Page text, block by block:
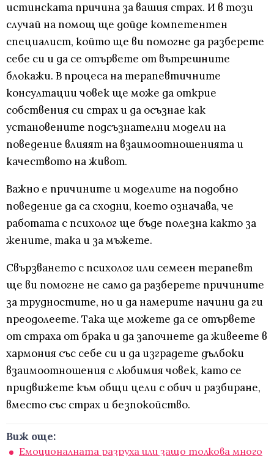
истинската причина за вашия страх. И в този
случай на помощ ще дойде компетентен
специалист, който ще ви помогне да разберете
себе си и да се отървете от вътрешните
блокажи. В процеса на терапевтичните
консултации човек ще може да открие
собствения си страх и да осъзнае как
установените подсъзнателни модели на
поведение влияят на взаимоотношенията и
качеството на живот.
Важно е причините и моделите на подобно
поведение да са сходни, което означава, че
работата с психолог ще бъде полезна както за
жените, така и за мъжете.
Свързването с психолог или семеен терапевт
ще ви помогне не само да разберете причините
за трудностите, но и да намерите начини да ги
преодолеете. Така ще можете да се отървете
от страха от брака и да започнете да живеете в
хармония със себе си и да изградете дълбоки
взаимоотношения с любимия човек, като се
придвижете към общи цели с обич и разбиране,
вместо със страх и безпокойство.
Виж още:
Емоционалната разруха или защо толкова много